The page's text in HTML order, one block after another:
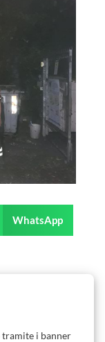
WhatsApp
tramite i banner